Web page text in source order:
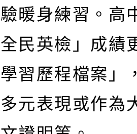
暖身練習。高
全民英檢」成績
學習歷程檔案」
元表現或作為